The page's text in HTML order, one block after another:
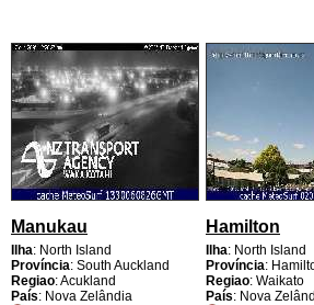
Manukau
Ilha: North Island
Província: South Auckland
Regiao: Acukland
País: Nova Zelândia
Hamilton
Ilha: North Island
Província:
Regiao: Waikato
País: Nova